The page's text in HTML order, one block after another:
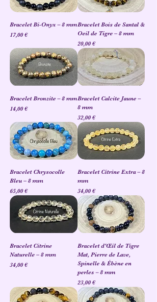
Bracelet Bi-Onyx – 8 mm
Prix
17,00 €
Bracelet Bois de Santal &
Oeil de Tigre – 8 mm
Prix
20,00 €
Bracelet Bronzite – 8 mm
Prix
14,00 €
Bracelet Calcite Jaune –
8 mm
Prix
32,00 €
Bracelet Chrysocolle
Bleu – 8 mm
Prix
65,00 €
Bracelet Citrine Extra – 8
mm
Prix
34,00 €
Bracelet Citrine
Naturelle – 8 mm
Prix
34,00 €
Bracelet d'Œil de Tigre
Mat, Pierre de Lave,
Spinelle & Ébène en
perles – 8 mm
Prix
23,00 €